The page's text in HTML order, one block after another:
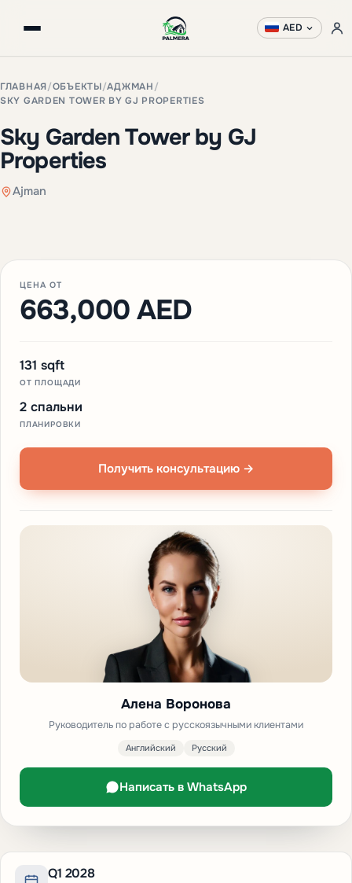
AED
ГЛАВНАЯ/ОБЪЕКТЫ/АДЖМАН /
SKY GARDEN TOWER BY GJ PROPERTIES
Sky Garden Tower by GJ
Properties
Ajman
Q1 2028
ЦЕНА ОТ
663,000 AED
131 sqft
ОТ ПЛОЩАДИ
2 спальни
ПЛАНИРОВКИ
Получить консультацию →
Алена Воронова
Руководитель по работе с русскоязычными клиентами
Английский Русский
Написать в WhatsApp